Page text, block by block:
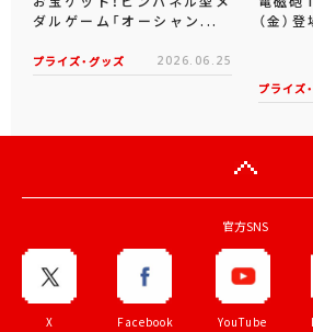
ダルゲーム「オーシャン...
プライズ・グッズ 2026.06.25
（金）登
プライズ
官方SNS
X Facebook YouTube